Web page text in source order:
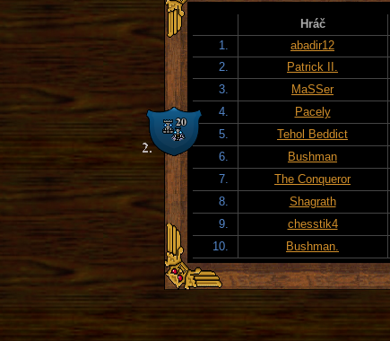
Hráč
1.
abadir12
2.
Patrick II.
3.
MaSSer
4.
Pacely
5.
Tehol Beddict
6.
Bushman
7.
The Conqueror
8.
Shagrath
9.
chesstik4
10.
Bushman.